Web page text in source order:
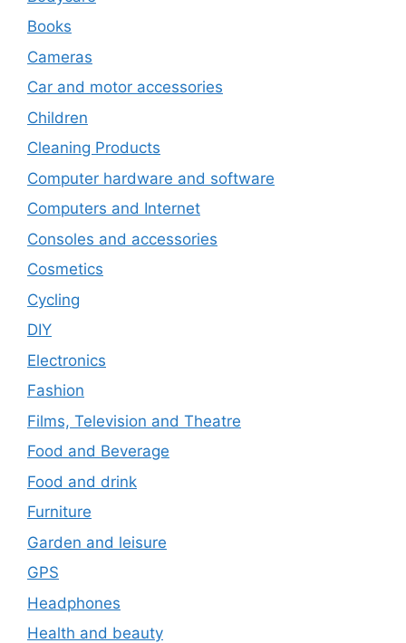
Books
Cameras
Car and motor accessories
Children
Cleaning Products
Computer hardware and software
Computers and Internet
Consoles and accessories
Cosmetics
Cycling
DIY
Electronics
Fashion
Films, Television and Theatre
Food and Beverage
Food and drink
Furniture
Garden and leisure
GPS
Headphones
Health and beauty